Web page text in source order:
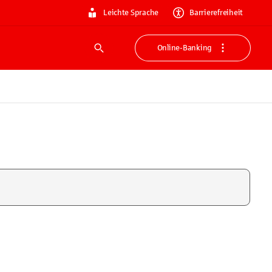
Leichte Sprache Barrierefreiheit
Suche
Online-Banking